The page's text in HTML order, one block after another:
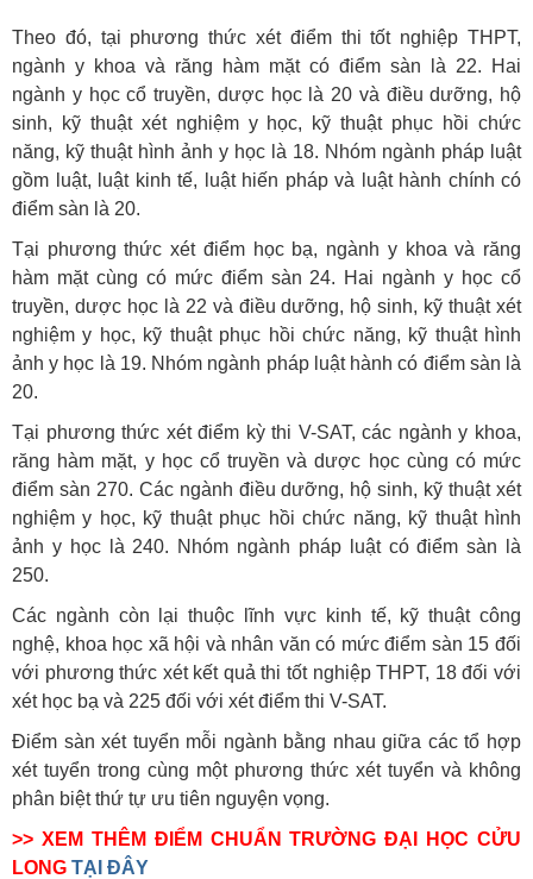
Theo đó, tại phương thức xét điểm thi tốt nghiệp THPT,
ngành y khoa và răng hàm mặt có điểm sàn là 22. Hai
ngành y học cổ truyền, dược học là 20 và điều dưỡng, hộ
sinh, kỹ thuật xét nghiệm y học, kỹ thuật phục hồi chức
năng, kỹ thuật hình ảnh y học là 18. Nhóm ngành pháp luật
gồm luật, luật kinh tế, luật hiến pháp và luật hành chính có
điểm sàn là 20.
Tại phương thức xét điểm học bạ, ngành y khoa và răng
hàm mặt cùng có mức điểm sàn 24. Hai ngành y học cổ
truyền, dược học là 22 và điều dưỡng, hộ sinh, kỹ thuật xét
nghiệm y học, kỹ thuật phục hồi chức năng, kỹ thuật hình
ảnh y học là 19. Nhóm ngành pháp luật hành có điểm sàn là
20.
Tại phương thức xét điểm kỳ thi V-SAT, các ngành y khoa,
răng hàm mặt, y học cổ truyền và dược học cùng có mức
điểm sàn 270. Các ngành điều dưỡng, hộ sinh, kỹ thuật xét
nghiệm y học, kỹ thuật phục hồi chức năng, kỹ thuật hình
ảnh y học là 240. Nhóm ngành pháp luật có điểm sàn là
250.
Các ngành còn lại thuộc lĩnh vực kinh tế, kỹ thuật công
nghệ, khoa học xã hội và nhân văn có mức điểm sàn 15 đối
với phương thức xét kết quả thi tốt nghiệp THPT, 18 đối với
xét học bạ và 225 đối với xét điểm thi V-SAT.
Điểm sàn xét tuyển mỗi ngành bằng nhau giữa các tổ hợp
xét tuyển trong cùng một phương thức xét tuyển và không
phân biệt thứ tự ưu tiên nguyện vọng.
>> XEM THÊM ĐIỂM CHUẨN TRƯỜNG ĐẠI HỌC CỬU
LONG TẠI ĐÂY